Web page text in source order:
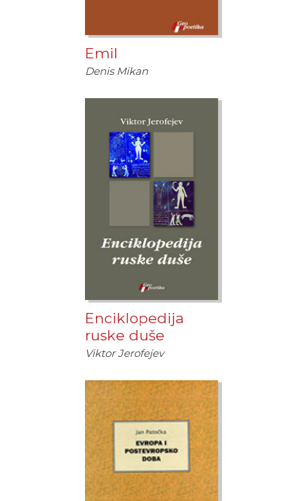
Emil
Denis Mikan
Enciklopedija
ruske duše
Viktor Jerofejev